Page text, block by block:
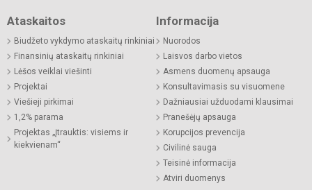
Ataskaitos
Biudžeto vykdymo ataskaitų rinkiniai
Finansinių ataskaitų rinkiniai
Lėšos veiklai viešinti
Projektai
Viešieji pirkimai
1,2% parama
Projektas „Įtrauktis: visiems ir
kiekvienam“
Informacija
Nuorodos
Laisvos darbo vietos
Asmens duomenų apsauga
Konsultavimasis su visuomene
Dažniausiai užduodami klausimai
Pranešėjų apsauga
Korupcijos prevencija
Civilinė sauga
Teisinė informacija
Atviri duomenys